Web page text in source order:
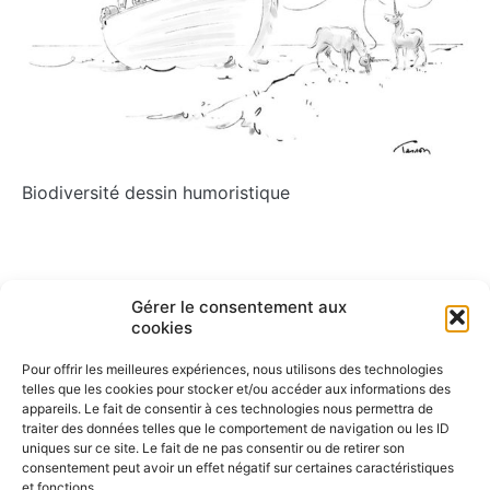
Gérer le consentement aux
cookies
Pour offrir les meilleures expériences, nous utilisons des technologies
telles que les cookies pour stocker et/ou accéder aux informations des
appareils. Le fait de consentir à ces technologies nous permettra de
traiter des données telles que le comportement de navigation ou les ID
uniques sur ce site. Le fait de ne pas consentir ou de retirer son
consentement peut avoir un effet négatif sur certaines caractéristiques
Biodiversité dessin humoristique
Navigation
de
l’article
ARTICLE PRÉCÉDENT ARTICLE SUIVANT
Démocratie et vote